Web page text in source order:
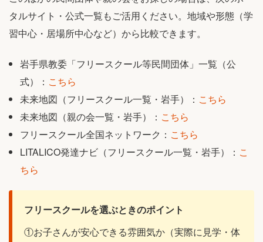
タルサイト・公式一覧もご活用ください。地域や形態（学
習中心・居場所中心など）から比較できます。
岩手県教委「フリースクール等民間団体」一覧（公
式）： こちら
未来地図（フリースクール一覧・岩手）： こちら
未来地図（親の会一覧・岩手）： こちら
フリースクール全国ネットワーク： こちら
LITALICO発達ナビ（フリースクール一覧・岩手）： こ
ちら
フリースクールを選ぶときのポイント
①お子さんが安心できる雰囲気か（実際に見学・体